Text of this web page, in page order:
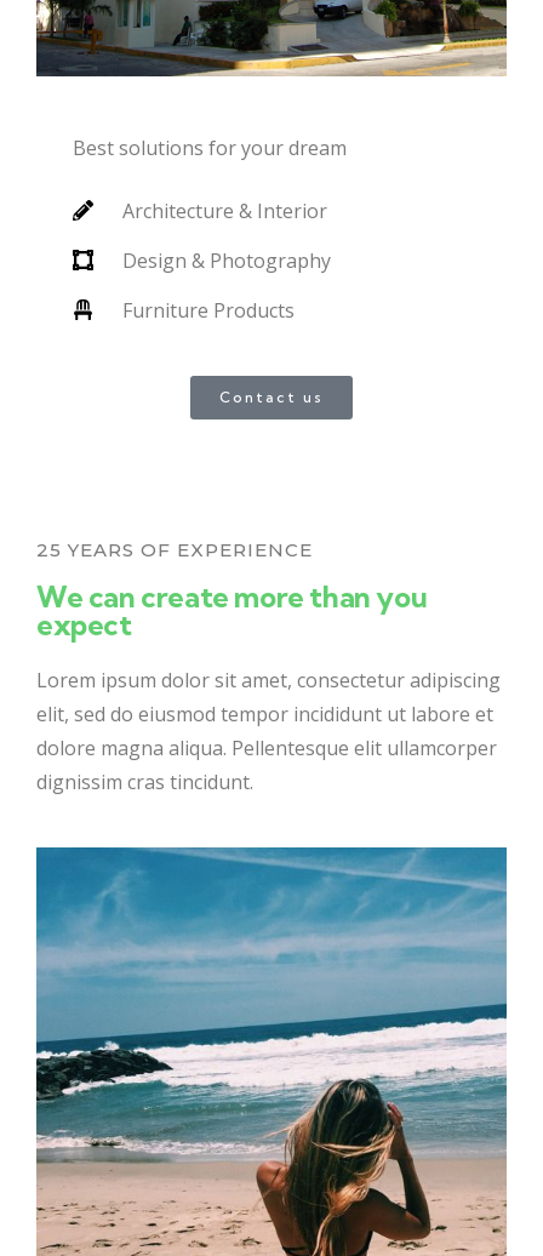
Best solutions for your dream
Architecture & Interior
Design & Photography
Furniture Products
Contact us
25 YEARS OF EXPERIENCE
We can create more than you
expect
Lorem ipsum dolor sit amet, consectetur adipiscing
elit, sed do eiusmod tempor incididunt ut labore et
dolore magna aliqua. Pellentesque elit ullamcorper
dignissim cras tincidunt.